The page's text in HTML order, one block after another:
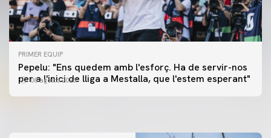
PRIMER EQUIP
Pepelu: "Ens quedem amb l'esforç. Ha de servir-nos
per a l'inici de lliga a Mestalla, que l'estem esperant"
08 agosto 2026
PRIMER EQUIP
📸 #ValenciaNUFC
PRIMER EQUIP
MESTALLA 📍